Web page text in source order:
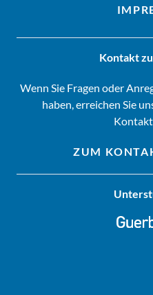
Kontakt
Wenn Sie Fragen oder
haben, erreichen Sie
ZUM